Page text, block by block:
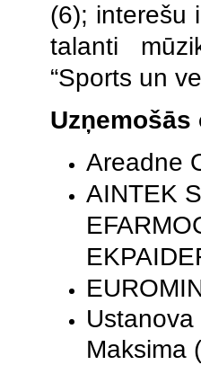
(6); interešu
talanti
“Sports un
Areadne
AINTEK
Maksima